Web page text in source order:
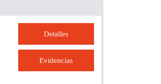
Detalles
Evidencias